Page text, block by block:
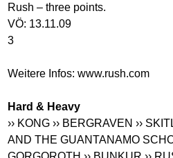
Rush – three points.
VÖ: 13.11.09
3
Weitere Infos:www.rush.com
Hard & Heavy
›› KONG ›› BERGRAVEN ››
AND THE GUANTANAMO